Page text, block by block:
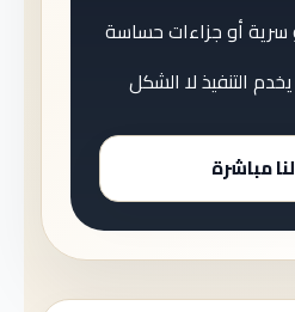
سرية أو جزاءات حساسة
التنفيذ لا الشكل
مباشرة